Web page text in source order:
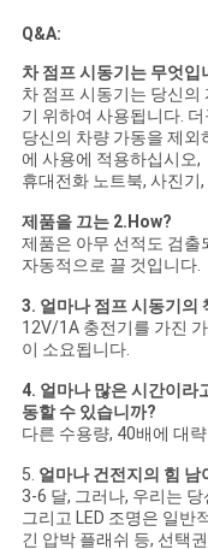
Q&A:
차 점프 시동기는 무엇입
차 점프 시동기는 당신
기 위하여 사용됩니다.
당신의 차량 가동을 제외
에 사용에 적용하십시오,
휴대전화 노트북, 사진기,
제품을 끄는 2.How?
제품은 아무 선적도 검출
자동적으로 끌 것입니다.
3. 얼마나 점프 시동기의
12V/1A 충전기를 가진
이 소요됩니다.
4. 얼마나 많은 시간이라
동할 수 있습니까?
다른 수용량, 40배에 대
5. 얼마나 건전지의 힘 남
3-6 달, 그러나, 우리는
그리고 LED 조명은 일반
긴 압박 플래쉬 등, 선택